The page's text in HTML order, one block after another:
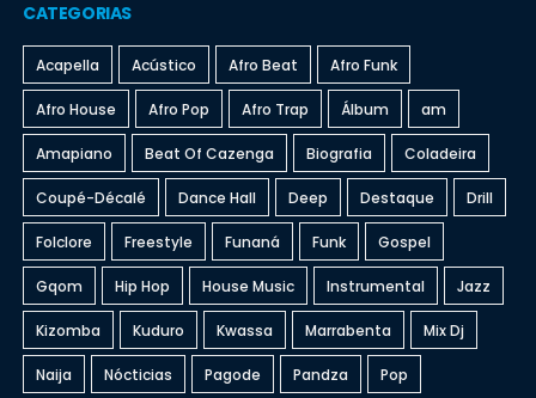
CATEGORIAS
Acapella Acústico Afro Beat Afro Funk
Afro House Afro Pop Afro Trap Álbum am
Amapiano Beat Of Cazenga Biografia Coladeira
Coupé-Décalé Dance Hall Deep Destaque Drill
Folclore Freestyle Funaná Funk Gospel
Gqom Hip Hop House Music Instrumental Jazz
Kizomba Kuduro Kwassa Marrabenta Mix Dj
Naija Nócticias Pagode Pandza Pop